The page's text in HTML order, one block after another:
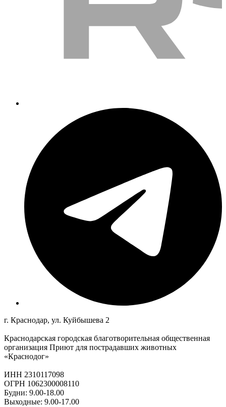
г. Краснодар, ул. Куйбышева 2
Краснодарская городская благотворительная общественная
организация Приют для пострадавших животных
«Краснодог»
ИНН 2310117098
ОГРН 1062300008110
Будни: 9.00-18.00
Выходные: 9.00-17.00